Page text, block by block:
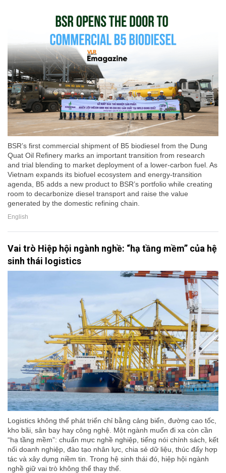
BSR’s first commercial shipment of B5 biodiesel from the Dung
Quat Oil Refinery marks an important transition from research
and trial blending to market deployment of a lower-carbon fuel. As
Vietnam expands its biofuel ecosystem and energy-transition
agenda, B5 adds a new product to BSR’s portfolio while creating
room to decarbonize diesel transport and raise the value
generated by the domestic refining chain.
English
Vai trò Hiệp hội ngành nghề: “hạ tầng mềm” của hệ
sinh thái logistics
Logistics không thể phát triển chỉ bằng cảng biển, đường cao tốc,
kho bãi, sân bay hay công nghệ. Một ngành muốn đi xa còn cần
“hạ tầng mềm”: chuẩn mực nghề nghiệp, tiếng nói chính sách, kết
nối doanh nghiệp, đào tạo nhân lực, chia sẻ dữ liệu, thúc đẩy hợp
tác và xây dựng niềm tin. Trong hệ sinh thái đó, hiệp hội ngành
nghề giữ vai trò không thể thay thế.